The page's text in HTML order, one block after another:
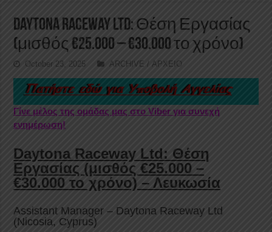
Daytona Raceway Ltd: Θέση Εργασίας
(μισθός €25.000 – €30.000 το χρόνο)
October 23, 2025 ARCHIVE / ΑΡΧΕΙΟ
Γίνε μέλος της ομάδας μας στο Viber για συνεχή
ενημέρωση!
Daytona Raceway Ltd: Θέση
Εργασίας (μισθός €25.000 –
€30.000 το χρόνο) – Λευκωσία
Assistant Manager – Daytona Raceway Ltd
(Nicosia, Cyprus)